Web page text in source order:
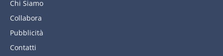
Chi Siamo
Collabora
Pubblicità
Contatti